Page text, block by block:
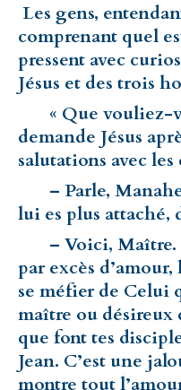
Les gens,
comprenant quel
pressent avec
Jésus et des trois
« Que vouliez-
demande Jésus
salutations avec
– Parle,
lui es plus attaché,
– Voici, Maître.
par excès
se méfier de Celui
maître ou désireux
que font tes
Jean. C’est une
montre tout